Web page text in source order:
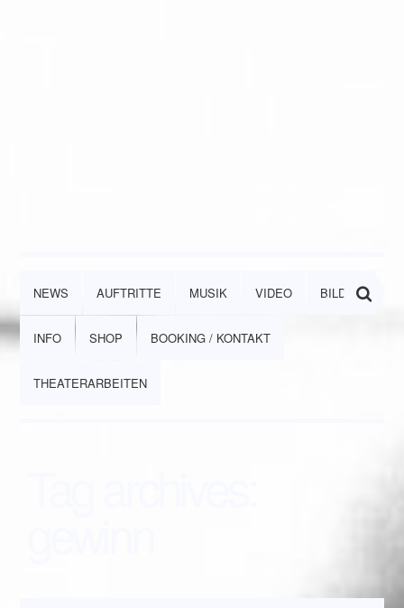
NEWS AUFTRITTE MUSIK VIDEO BILDER
INFO SHOP BOOKING / KONTAKT
THEATERARBEITEN